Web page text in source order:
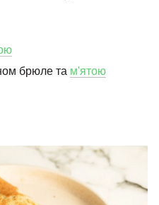
брюле та м'ятою